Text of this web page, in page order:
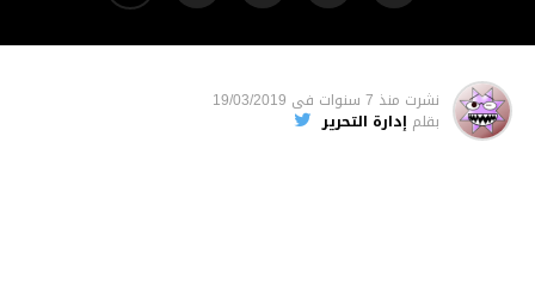
نشرت منذ 7 سنوات فى 19/03/2019
بقلم إدارة التحرير